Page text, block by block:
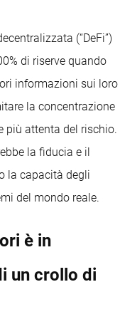
(“DeFi”)
di riserve quando
informazioni sui loro
la concentrazione
più attenta del rischio.
la fiducia e il
la capacità degli
del mondo reale.
è in
un crollo di